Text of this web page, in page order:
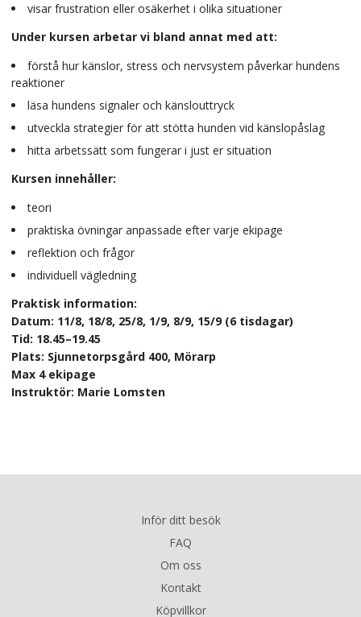
visar frustration eller osäkerhet i olika situationer
Under kursen arbetar vi bland annat med att:
förstå hur känslor, stress och nervsystem påverkar hundens
reaktioner
läsa hundens signaler och känslouttryck
utveckla strategier för att stötta hunden vid känslopåslag
hitta arbetssätt som fungerar i just er situation
Kursen innehåller:
teori
praktiska övningar anpassade efter varje ekipage
reflektion och frågor
individuell vägledning
Praktisk information:
Datum: 11/8, 18/8, 25/8, 1/9, 8/9, 15/9 (6 tisdagar)
Tid: 18.45–19.45
Plats: Sjunnetorpsgård 400, Mörarp
Max 4 ekipage
Instruktör: Marie Lomsten
Inför ditt besök
FAQ
Om oss
Kontakt
Köpvillkor